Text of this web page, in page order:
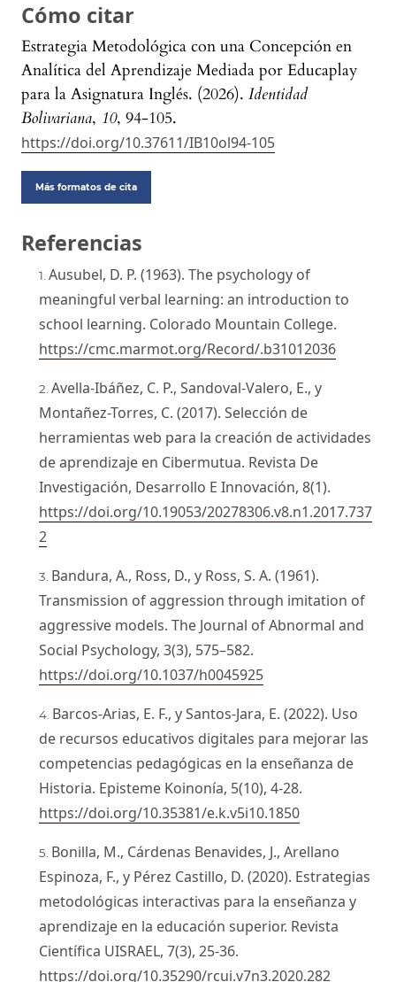
Cómo citar
Estrategia Metodológica con una Concepción en
Analítica del Aprendizaje Mediada por Educaplay
para la Asignatura Inglés. (2026). Identidad
Bolivariana, 10, 94-105.
https://doi.org/10.37611/IB10ol94-105
Más formatos de cita
Referencias
Ausubel, D. P. (1963). The psychology of
meaningful verbal learning: an introduction to
school learning. Colorado Mountain College.
https://cmc.marmot.org/Record/.b31012036
Avella-Ibáñez, C. P., Sandoval-Valero, E., y
Montañez-Torres, C. (2017). Selección de
herramientas web para la creación de actividades
de aprendizaje en Cibermutua. Revista De
Investigación, Desarrollo E Innovación, 8(1).
https://doi.org/10.19053/20278306.v8.n1.2017.737
2
Bandura, A., Ross, D., y Ross, S. A. (1961).
Transmission of aggression through imitation of
aggressive models. The Journal of Abnormal and
Social Psychology, 3(3), 575–582.
https://doi.org/10.1037/h0045925
Barcos-Arias, E. F., y Santos-Jara, E. (2022). Uso
de recursos educativos digitales para mejorar las
competencias pedagógicas en la enseñanza de
Historia. Episteme Koinonía, 5(10), 4-28.
https://doi.org/10.35381/e.k.v5i10.1850
Bonilla, M., Cárdenas Benavides, J., Arellano
Espinoza, F., y Pérez Castillo, D. (2020). Estrategias
metodológicas interactivas para la enseñanza y
aprendizaje en la educación superior. Revista
Científica UISRAEL, 7(3), 25-36.
https://doi.org/10.35290/rcui.v7n3.2020.282